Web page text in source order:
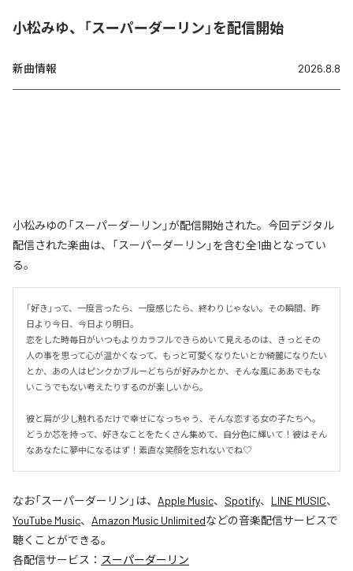
小松みゆ、「スーパーダーリン」を配信開始
新曲情報 2026.8.8
小松みゆの「スーパーダーリン」が配信開始された。今回デジタル
配信された楽曲は、「スーパーダーリン」を含む全1曲となってい
る。
「好き」って、一度言ったら、一度感じたら、終わりじゃない。その瞬間、昨
日より今日、今日より明日。
恋をした時毎日がいつもよりカラフルできらめいて見えるのは、きっとその
人の事を思って心が温かくなって、もっと可愛くなりたいとか綺麗になりたい
とか、あの人はピンクかブルーどちらが好みかとか、そんな風にああでもな
いこうでもない考えたりするのが楽しいから。
彼と肩が少し触れるだけで幸せになっちゃう、そんな恋する女の子たちへ。
どうか芯を持って、好きなことをたくさん集めて、自分色に輝いて！彼はそん
なあなたに夢中になるはず！素直な笑顔を忘れないでね♡
なお「スーパーダーリン 」は、 Apple Music、 Spotify、 LINE MUSIC、
YouTube Music、 Amazon Music Unlimitedなどの音楽配信サービスで
聴くことができる。
各配信サービス： スーパーダーリン